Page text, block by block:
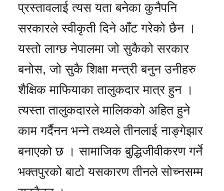
प्रस्तावलाई त्यस यता बनेका कुनैपनि
सरकारले स्वीकृती दिने आँट गरेको छैन ।
यस्तो लाग्छ नेपालमा जो सुकैको सरकार
बनोस, जो सुकै शिक्षा मन्त्री बनुन उनीहरु
शैक्षिक माफियाका तालुकदार मात्र हुन ।
त्यस्ता तालुकदारले मालिकको अहित हुने
काम गर्दैनन भन्ने तथ्यले तीनलाई नाङ्गेझार
बनाएको छ । सामाजिक बुद्धिजीवीकरण गर्ने
भक्तपुरको बाटो यसकारण तीनले सोच्नसम्म